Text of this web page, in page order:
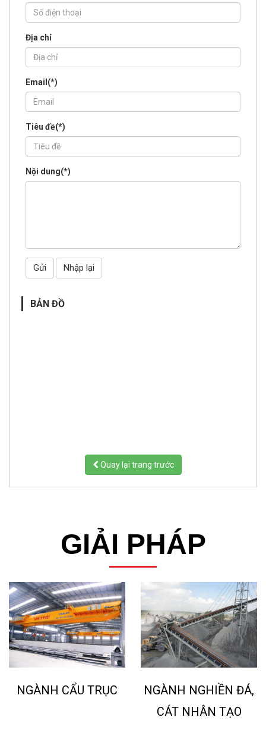
Địa chỉ
Email(*)
Tiêu đề(*)
Nội dung(*)
Gửi Nhập lại
BẢN ĐỒ
Quay lại trang trước
GIẢI PHÁP
NGÀNH NGHIỀN ĐÁ,
NGÀNH TÁI CHẾ
NHỰA - RÁC